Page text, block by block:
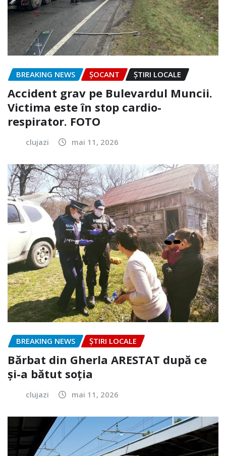
BREAKING NEWS ȘOCANT ȘTIRI LOCALE
Accident grav pe Bulevardul Muncii.
Victima este în stop cardio-
respirator. FOTO
clujazi mai 11, 2026
BREAKING NEWS ȘTIRI LOCALE
Bărbat din Gherla ARESTAT după ce
și-a bătut soția
clujazi mai 11, 2026